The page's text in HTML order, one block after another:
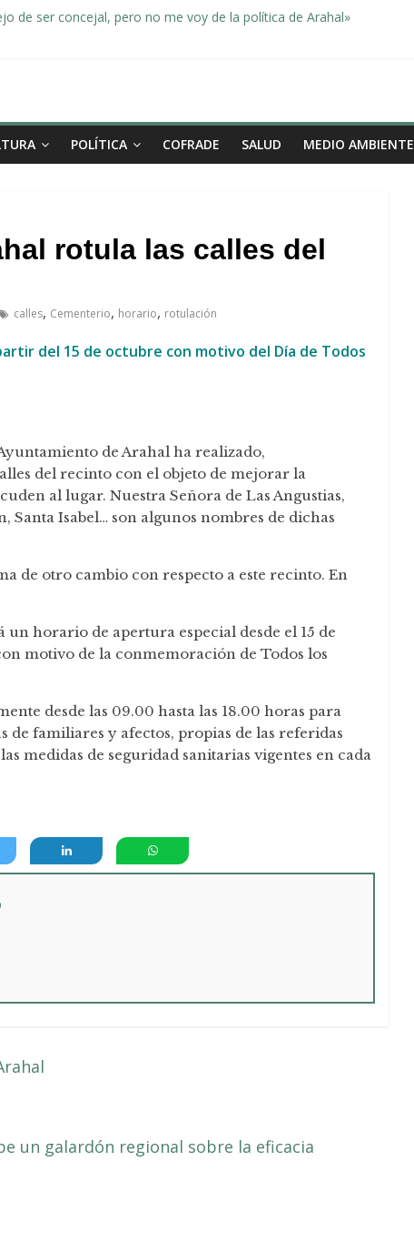
de ser concejal, pero no me voy de la política de Arahal»
POLÍTICA COFRADE SALUD MEDIO AMBIENTE
rotula las calles del
calles, Cementerio, horario, rotulación
del 15 de octubre con motivo del Día de Todos
de Arahal ha realizado,
del recinto con el objeto de mejorar la
al lugar. Nuestra Señora de Las Angustias,
Isabel… son algunos nombres de dichas
de otro cambio con respecto a este recinto. En
horario de apertura especial desde el 15 de
motivo de la conmemoración de Todos los
desde las 09.00 hasta las 18.00 horas para
de familiares y afectos, propias de las referidas
medidas de seguridad sanitarias vigentes en cada
un galardón regional sobre la eficacia